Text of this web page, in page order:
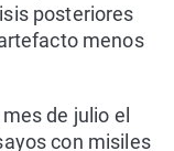
posteriores
menos
de julio el
con misiles